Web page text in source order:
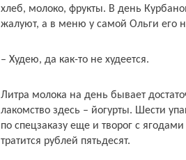
хлеб, молоко, фрукты. В день
жалуют, а в меню у самой Ольги его
– Худею, да как-то не худеется.
Литра молока на день бывает
лакомство здесь – йогурты. Шести
по спецзаказу еще и творог с
тратится рублей пятьдесят.